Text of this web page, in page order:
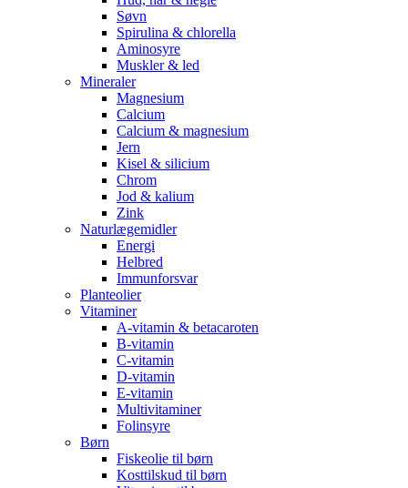
Søvn
Spirulina & chlorella
Aminosyre
Muskler & led
Mineraler
Magnesium
Calcium
Calcium & magnesium
Jern
Kisel & silicium
Chrom
Jod & kalium
Zink
Naturlægemidler
Energi
Helbred
Immunforsvar
Planteolier
Vitaminer
A-vitamin & betacaroten
B-vitamin
C-vitamin
D-vitamin
E-vitamin
Multivitaminer
Folinsyre
Børn
Fiskeolie til børn
Kosttilskud til børn